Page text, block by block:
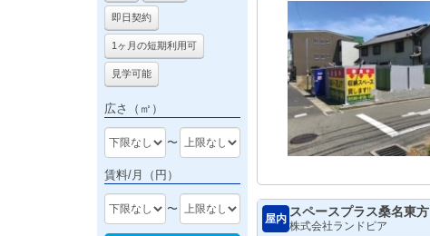
即日契約
1ヶ月の短期利用可
見学可能
広さ（㎡）
〜
賃料/月（円）
〜
屋内
スペースプラス桑名東方
株式会社ランドピア